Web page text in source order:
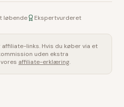
løbende Ekspertvurderet
links. Hvis du køber via et
uden ekstra
affiliate-erklæring.